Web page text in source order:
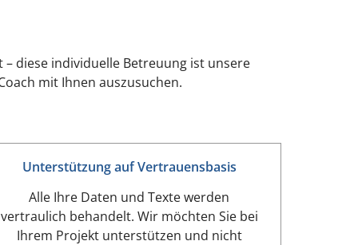
– diese individuelle Betreuung ist unsere
mit Ihnen auszusuchen.
Unterstützung auf Vertrauensbasis
Alle Ihre Daten und Texte werden
vertraulich behandelt. Wir möchten Sie bei
Ihrem Projekt unterstützen und nicht